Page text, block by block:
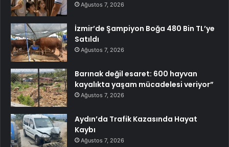
Ağustos 7, 2026
İzmir’de Şampiyon Boğa 480 Bin TL’ye
Satıldı
Ağustos 7, 2026
Barınak değil esaret: 600 hayvan
kayalıkta yaşam mücadelesi veriyor”
Ağustos 7, 2026
Aydın’da Trafik Kazasında Hayat
Kaybı
Ağustos 7, 2026